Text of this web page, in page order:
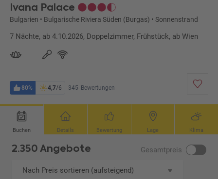
Ivana Palace
Bulgarien • Bulgarische Riviera Süden (Burgas) • Sonnenstrand
7 Nächte, ab 4.10.2026, Doppelzimmer, Frühstück, ab Wien
80% 4,7/6 345 Bewertungen
Buchen Details Bewertung Lage Klima
2.350 Angebote Gesamtpreis
Nach Preis sortieren (aufsteigend)